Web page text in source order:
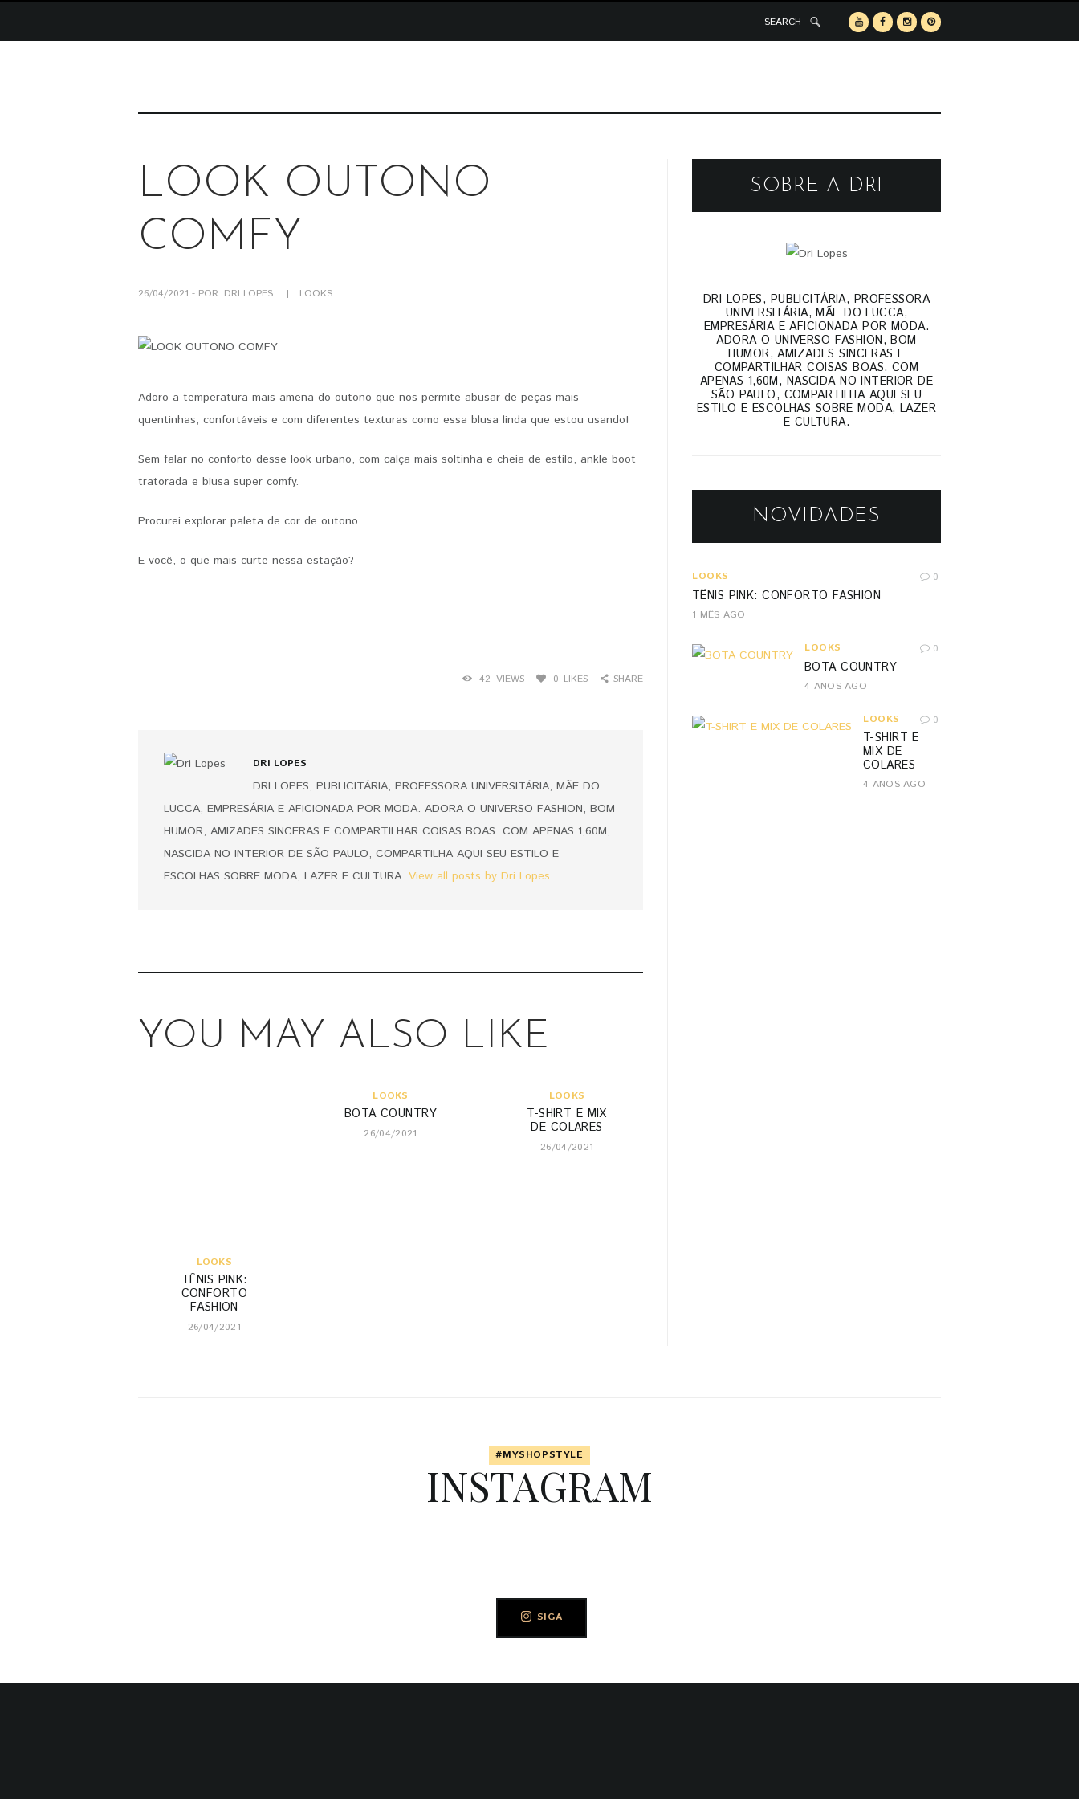
SEARCH
LOOK OUTONO
COMFY
26/04/2021 - POR: DRI LOPES LOOKS
Adoro a temperatura mais amena do outono que nos permite abusar de peças mais
quentinhas, confortáveis e com diferentes texturas como essa blusa linda que estou usando!
Sem falar no conforto desse look urbano, com calça mais soltinha e cheia de estilo, ankle boot
tratorada e blusa super comfy.
Procurei explorar paleta de cor de outono.
E você, o que mais curte nessa estação?
42 VIEWS 0 LIKES SHARE
DRI LOPES
DRI LOPES, PUBLICITÁRIA, PROFESSORA UNIVERSITÁRIA, MÃE DO
LUCCA, EMPRESÁRIA E AFICIONADA POR MODA. ADORA O UNIVERSO FASHION, BOM
HUMOR, AMIZADES SINCERAS E COMPARTILHAR COISAS BOAS. COM APENAS 1,60M,
NASCIDA NO INTERIOR DE SÃO PAULO, COMPARTILHA AQUI SEU ESTILO E
ESCOLHAS SOBRE MODA, LAZER E CULTURA.View all posts by Dri Lopes
YOU MAY ALSO LIKE
LOOKS
TÊNIS PINK:
CONFORTO
FASHION
26/04/2021
LOOKS
BOTA COUNTRY
26/04/2021
LOOKS
T-SHIRT E MIX
DE COLARES
26/04/2021
SOBRE A DRI
DRI LOPES, PUBLICITÁRIA, PROFESSORA
UNIVERSITÁRIA, MÃE DO LUCCA,
EMPRESÁRIA E AFICIONADA POR MODA.
ADORA O UNIVERSO FASHION, BOM
HUMOR, AMIZADES SINCERAS E
COMPARTILHAR COISAS BOAS. COM
APENAS 1,60M, NASCIDA NO INTERIOR DE
SÃO PAULO, COMPARTILHA AQUI SEU
ESTILO E ESCOLHAS SOBRE MODA, LAZER
E CULTURA.
NOVIDADES
LOOKS 0
TÊNIS PINK: CONFORTO FASHION
1 MÊS AGO
LOOKS 0
BOTA COUNTRY
4 ANOS AGO
LOOKS 0
T-SHIRT E
MIX DE
COLARES
4 ANOS AGO
#MYSHOPSTYLE
INSTAGRAM
SIGA